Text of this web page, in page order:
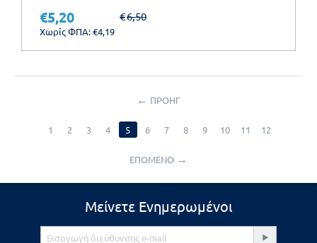
€6,50
€5,20
Χωρίς ΦΠΑ:€4,19
ΠΡΟΗΓ
1 2 3 4 5 6 7 8 9 10 11 12
ΕΠΟΜΕΝΟ
Μείνετε Ενημερωμένοι